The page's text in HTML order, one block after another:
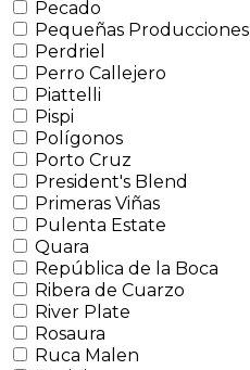
Pecado
Pequeñas Producciones
Perdriel
Perro Callejero
Piattelli
Pispi
Polígonos
Porto Cruz
President's Blend
Primeras Viñas
Pulenta Estate
Quara
República de la Boca
Ribera de Cuarzo
River Plate
Rosaura
Ruca Malen